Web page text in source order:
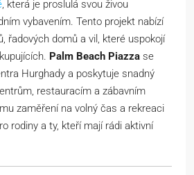
, která je proslulá svou živou
vybavením. Tento projekt nabízí
řadových domů a vil, které uspokojí
Palm Beach Piazza se
Hurghady a poskytuje snadný
restauracím a zábavním
zaměření na volný čas a rekreaci
rodiny a ty, kteří mají rádi aktivní